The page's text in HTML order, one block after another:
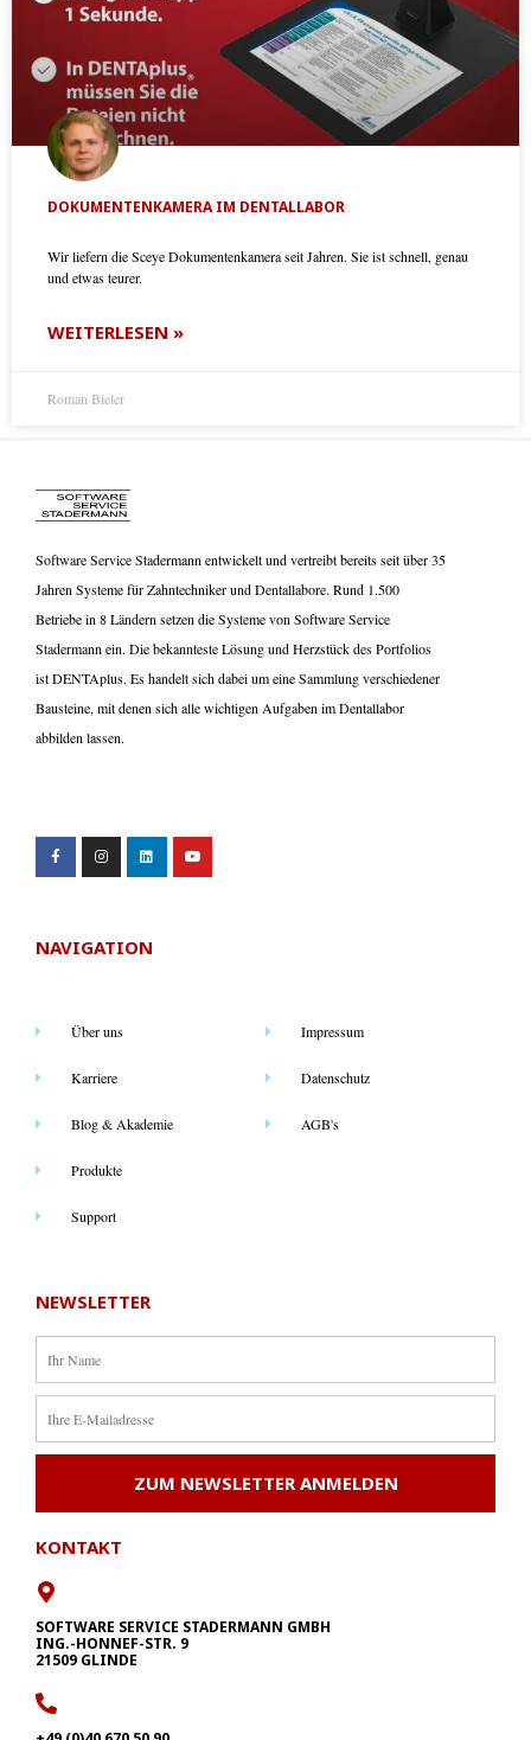
DOKUMENTENKAMERA IM DENTALLABOR
Wir liefern die Sceye Dokumentenkamera seit Jahren. Sie ist schnell, genau
und etwas teurer.
WEITERLESEN »
Roman Bieler
Software Service Stadermann entwickelt und vertreibt bereits seit über 35
Jahren Systeme für Zahntechniker und Dentallabore. Rund 1.500
Betriebe in 8 Ländern setzen die Systeme von Software Service
Stadermann ein. Die bekannteste Lösung und Herzstück des Portfolios
ist DENTAplus. Es handelt sich dabei um eine Sammlung verschiedener
Bausteine, mit denen sich alle wichtigen Aufgaben im Dentallabor
abbilden lassen.
NAVIGATION
Über uns
Karriere
Blog & Akademie
Produkte
Support
Impressum
Datenschutz
AGB's
NEWSLETTER
ZUM NEWSLETTER ANMELDEN
KONTAKT
SOFTWARE SERVICE STADERMANN GMBH
ING.-HONNEF-STR. 9
21509 GLINDE